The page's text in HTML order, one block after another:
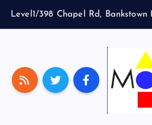
Level1/398 Chapel Rd,